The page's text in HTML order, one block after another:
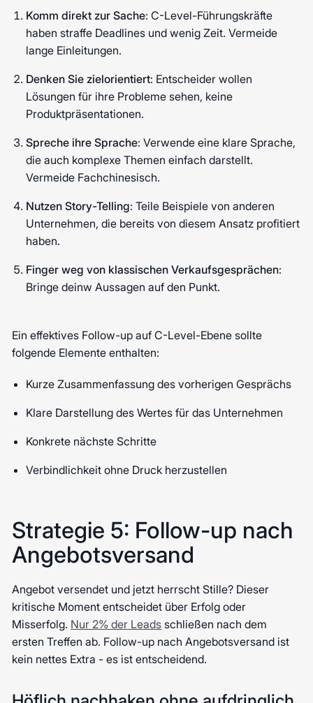
Komm direkt zur Sache: C-Level-Führungskräfte
haben straffe Deadlines und wenig Zeit. Vermeide
lange Einleitungen.
Denken Sie zielorientiert: Entscheider wollen
Lösungen für ihre Probleme sehen, keine
Produktpräsentationen.
Spreche ihre Sprache: Verwende eine klare Sprache,
die auch komplexe Themen einfach darstellt.
Vermeide Fachchinesisch.
Nutzen Story-Telling: Teile Beispiele von anderen
Unternehmen, die bereits von diesem Ansatz profitiert
haben.
Finger weg von klassischen Verkaufsgesprächen:
Bringe deinw Aussagen auf den Punkt.
Ein effektives Follow-up auf C-Level-Ebene sollte
folgende Elemente enthalten:
Kurze Zusammenfassung des vorherigen Gesprächs
Klare Darstellung des Wertes für das Unternehmen
Konkrete nächste Schritte
Verbindlichkeit ohne Druck herzustellen
Strategie 5: Follow-up nach
Angebotsversand
Angebot versendet und jetzt herrscht Stille? Dieser
kritische Moment entscheidet über Erfolg oder
Misserfolg. Nur 2% der Leads schließen nach dem
ersten Treffen ab. Follow-up nach Angebotsversand ist
kein nettes Extra - es ist entscheidend.